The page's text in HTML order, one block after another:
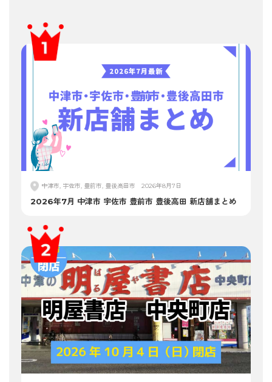
中津市, 宇佐市, 豊前市, 豊後高田市 2026年8月7日
2026年7月 中津市 宇佐市 豊前市 豊後高田 新店舗まとめ